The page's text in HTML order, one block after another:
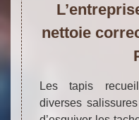
nettoie
Les tapis
diverses